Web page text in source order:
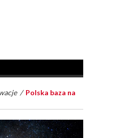
/ Polska baza na